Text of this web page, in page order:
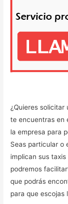
¿Quieres solicitar
te encuentras en
la empresa para
Seas particular o
implican sus
podremos
que podrás
para que escojas